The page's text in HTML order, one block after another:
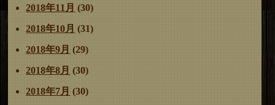
2018年11月 (30)
2018年10月 (31)
2018年9月 (29)
2018年8月 (30)
2018年7月 (30)